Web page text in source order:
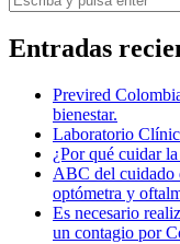
Entradas
Previred
bienestar.
Laboratorio
¿Por qué cuidar
ABC del cuidado
optómetra y
Es necesario
un contagio por